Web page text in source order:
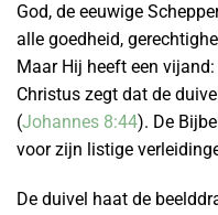
God, de eeuwige
alle goedheid,
Maar Hij heeft een
Christus zegt dat de
(Johannes 8:44). De
voor zijn listige
De duivel haat de